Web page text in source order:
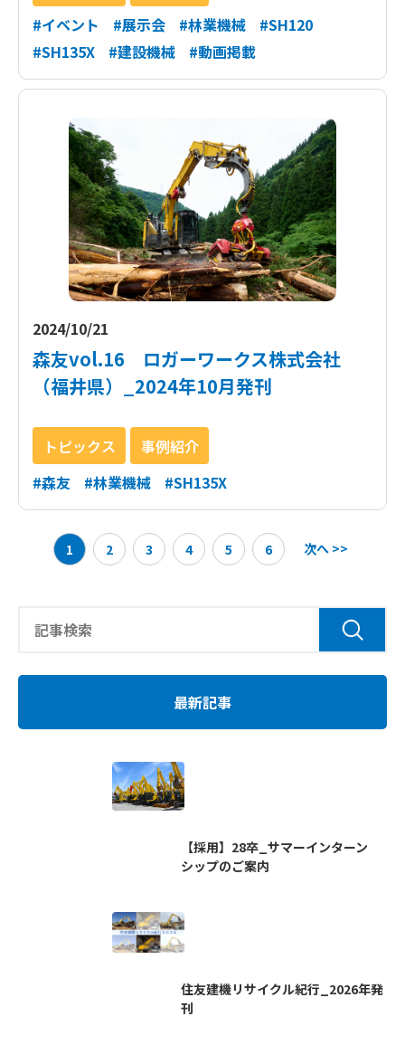
#イベント
#展示会 #林業機械
#SH120
#SH135X
#建設機械 #動画掲載
2024/10/21
森友vol.16 ロガーワークス株式会社
（福井県）_2024年10月発刊
トピックス
事例紹介
#森友
#林業機械 #SH135X
1 2 3 4 5 6 次へ >>
最新記事
【採用】28卒_サマーインターン
シップのご案内
住友建機リサイクル紀行_2026年発
刊